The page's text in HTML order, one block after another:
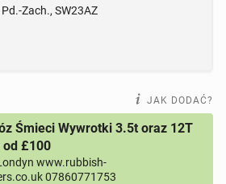
Zach., SW23AZ
JAK DODAĆ?
Śmieci Wywrotki 3.5t oraz 12T
od £100
www.rubbish-
07860771753